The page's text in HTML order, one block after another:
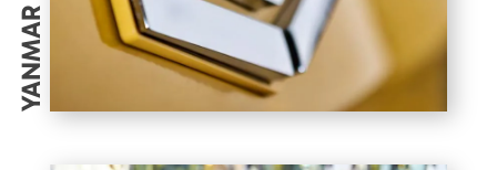
YANMAR